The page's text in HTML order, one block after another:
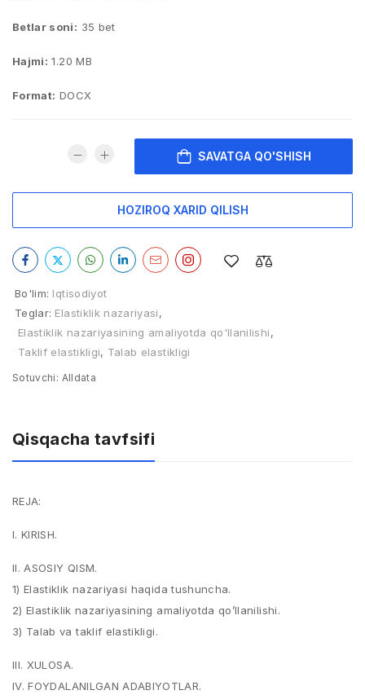
Betlar soni: 35 bet
Hajmi: 1.20 MB
Format: DOCX
SAVATGA QO'SHISH
HOZIROQ XARID QILISH
Bo'lim: Iqtisodiyot
Teglar: Elastiklik nazariyasi,
Elastiklik nazariyasining amaliyotda qo'llanilishi,
Taklif elastikligi, Talab elastikligi
Sotuvchi: Alldata
Qisqacha tavfsifi
REJA:
I. KIRISH.
II. ASOSIY QISM.
1) Elastiklik nazariyasi haqida tushuncha.
2) Elastiklik nazariyasining amaliyotda qo’llanilishi.
3) Talab va taklif elastikligi.
III. XULOSA.
IV. FOYDALANILGAN ADABIYOTLAR.